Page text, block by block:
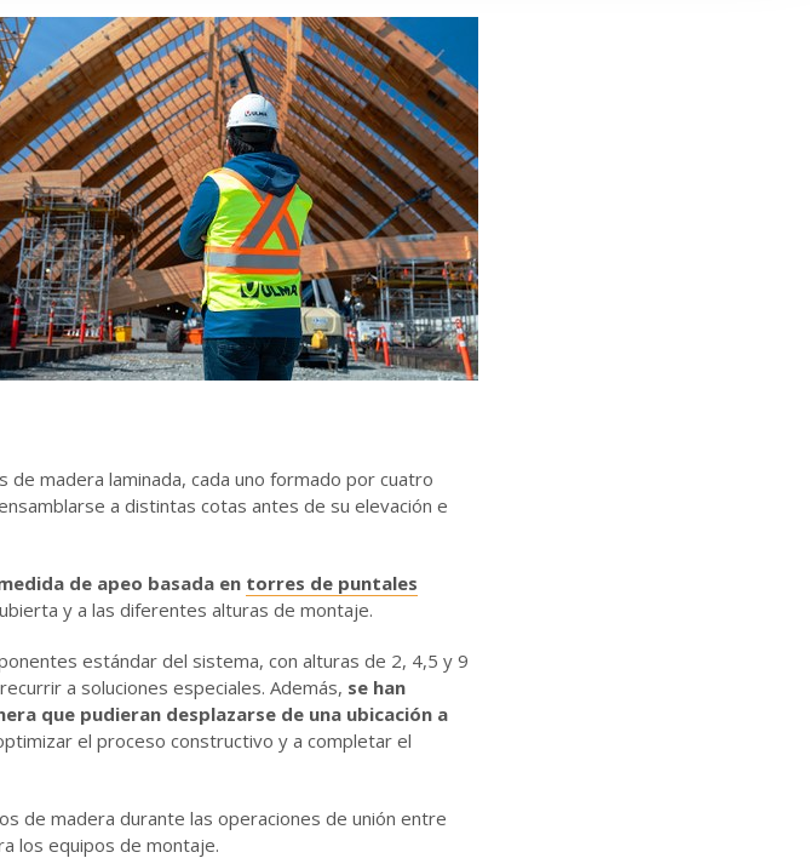
madera laminada, cada uno formado por cuatro
a distintas cotas antes de su elevación e
de apeo basada en torres de puntales
y a las diferentes alturas de montaje.
estándar del sistema, con alturas de 2, 4,5 y 9
a soluciones especiales. Además, se han
que pudieran desplazarse de una ubicación a
el proceso constructivo y a completar el
de madera durante las operaciones de unión entre
los equipos de montaje.